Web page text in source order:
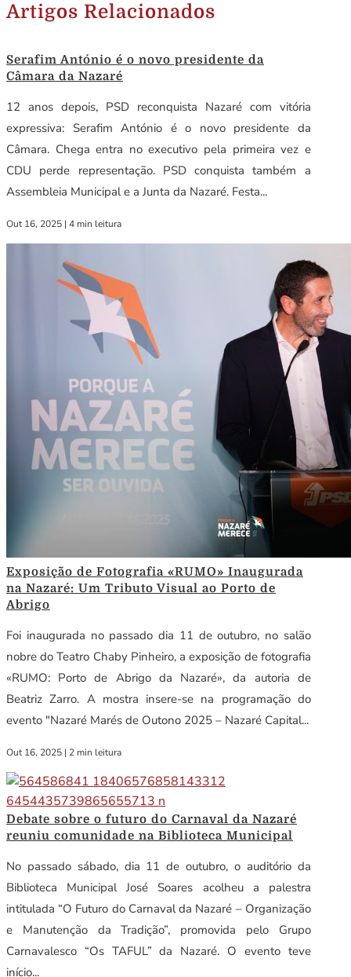
Artigos Relacionados
Serafim António é o novo presidente da
Câmara da Nazaré
12 anos depois, PSD reconquista Nazaré com vitória
expressiva: Serafim António é o novo presidente da
Câmara. Chega entra no executivo pela primeira vez e
CDU perde representação. PSD conquista também a
Assembleia Municipal e a Junta da Nazaré. Festa...
Out 16, 2025 | 4 min leitura
Exposição de Fotografia «RUMO» Inaugurada
na Nazaré: Um Tributo Visual ao Porto de
Abrigo
Foi inaugurada no passado dia 11 de outubro, no salão
nobre do Teatro Chaby Pinheiro, a exposição de fotografia
«RUMO: Porto de Abrigo da Nazaré», da autoria de
Beatriz Zarro. A mostra insere-se na programação do
evento "Nazaré Marés de Outono 2025 – Nazaré Capital...
Out 16, 2025 | 2 min leitura
Debate sobre o futuro do Carnaval da Nazaré
reuniu comunidade na Biblioteca Municipal
No passado sábado, dia 11 de outubro, o auditório da
Biblioteca Municipal José Soares acolheu a palestra
intitulada “O Futuro do Carnaval da Nazaré – Organização
e Manutenção da Tradição”, promovida pelo Grupo
Carnavalesco “Os TAFUL” da Nazaré. O evento teve
início...